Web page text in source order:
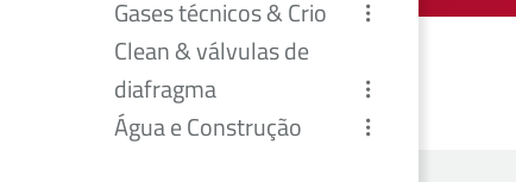
Gases técnicos & Crio
Clean & válvulas de
diafragma
Água e Construção